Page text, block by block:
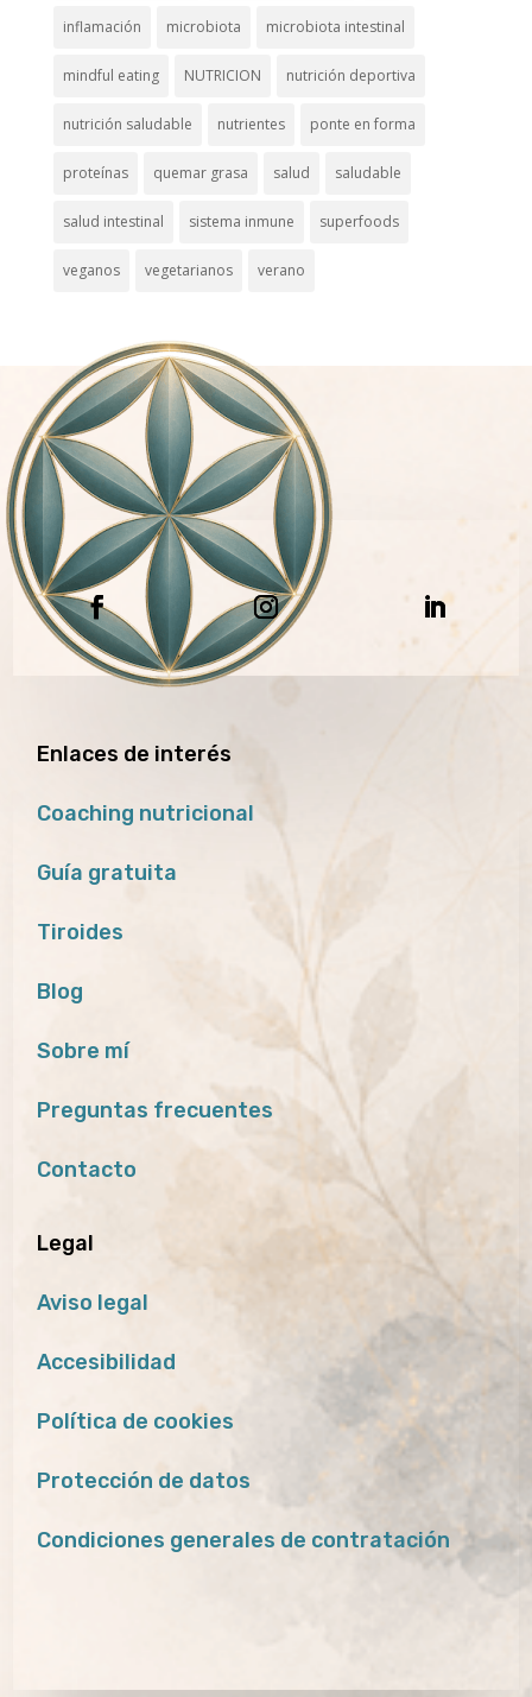
inflamación microbiota microbiota intestinal
mindful eating NUTRICION nutrición deportiva
nutrición saludable nutrientes ponte en forma
proteínas quemar grasa salud saludable
salud intestinal sistema inmune superfoods
veganos vegetarianos verano
Enlaces de interés
Coaching nutricional
Guía gratuita
Tiroides
Blog
Sobre mí
Preguntas frecuentes
Contacto
Legal
Aviso legal
Accesibilidad
Política de cookies
Protección de datos
Condiciones generales de contratación